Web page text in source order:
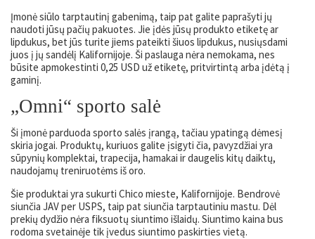
Įmonė siūlo tarptautinį gabenimą, taip pat galite paprašyti jų
naudoti jūsų pačių pakuotes. Jie įdės jūsų produkto etiketę ar
lipdukus, bet jūs turite jiems pateikti šiuos lipdukus, nusiųsdami
juos į jų sandėlį Kalifornijoje. Ši paslauga nėra nemokama, nes
būsite apmokestinti 0,25 USD už etiketę, pritvirtintą arba įdėtą į
gaminį.
„Omni“ sporto salė
Ši įmonė parduoda sporto salės įrangą, tačiau ypatingą dėmesį
skiria jogai. Produktų, kuriuos galite įsigyti čia, pavyzdžiai yra
sūpynių komplektai, trapecija, hamakai ir daugelis kitų daiktų,
naudojamų treniruotėms iš oro.
Šie produktai yra sukurti Chico mieste, Kalifornijoje. Bendrovė
siunčia JAV per USPS, taip pat siunčia tarptautiniu mastu. Dėl
prekių dydžio nėra fiksuotų siuntimo išlaidų. Siuntimo kaina bus
rodoma svetainėje tik įvedus siuntimo paskirties vietą.